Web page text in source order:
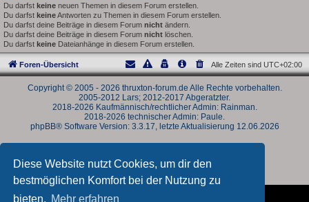
Diese Website nutzt Cookies, um dir den
bestmöglichen Komfort bei der Nutzung zu
bieten. Mehr erfahren
Du darfst keine neuen Themen in diesem Forum erstellen.
Du darfst keineAntworten zu Themen in diesem Forum erstellen.
Du darfst deine Beiträge in diesem Forum nicht ändern.
Du darfst deine Beiträge in diesem Forum nicht löschen.
Du darfst keine Dateianhänge in diesem Forum erstellen.
Foren-Übersicht Alle Zeiten sind UTC+02:00
Copyright © 2005 - 2026 thruxton-forum.de Alle Rechte vorbehalten.
2005-2012 Lars; 2012-2017 Abgeratzter.
2018-2026 Kaufmännisch/rechtlicher Admin: Rainman.
2018-2026 technischer Admin: Paule.
phpBB® Software Version: 3.3.17, letzte Aktualisierung 12.06.2026
Deutsche Übersetzung durchphpBB.de